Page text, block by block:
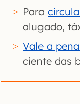
Para
alugado,
Vale a
ciente das